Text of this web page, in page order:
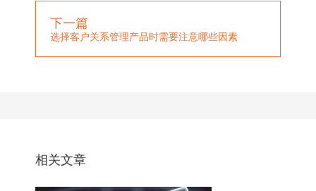
下一篇
选择客户关系管理产品时需要注意哪些因素
相关文章